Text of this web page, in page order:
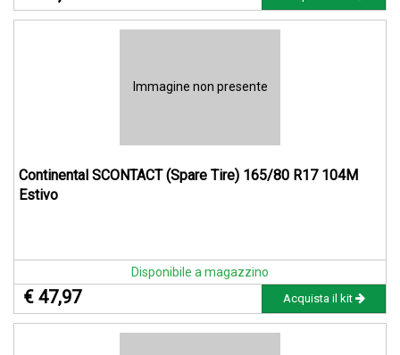
Immagine non presente
Continental SCONTACT (Spare Tire) 165/80 R17 104M
Estivo
Disponibile a magazzino
€ 47,97 Acquista il kit